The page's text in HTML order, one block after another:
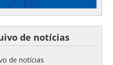
de notícias
de notícias